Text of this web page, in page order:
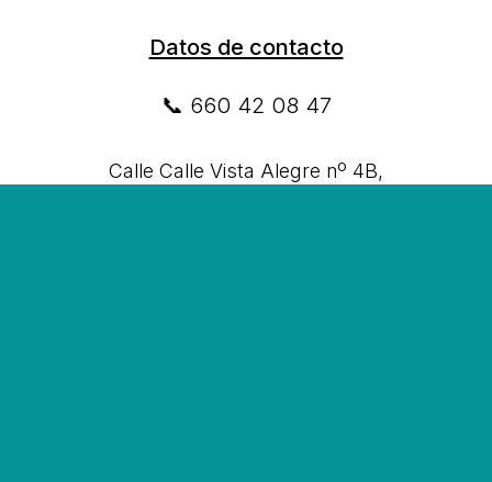
Datos de contacto
📞 660 42 08 47
Calle Calle Vista Alegre nº 4B,